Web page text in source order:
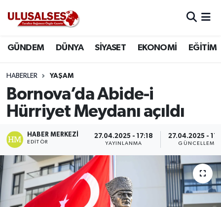
GÜNDEM DÜNYA SİYASET EKONOMİ EĞİTİM
HABERLER YAŞAM
Bornova’da Abide-i
Hürriyet Meydanı açıldı
HABER MERKEZI
EDITÖR
27.04.2025 - 17:18
YAYINLANMA
27.04.2025 -
GÜNCELLEME
DÜNYA
EKONOMİ
EĞİTİM
SAĞLIK
MAGAZİN
Trafik Durumu
Süper Lig Puan Durumu ve Fikstür
Tüm Manşetler
Son Dakika Haberleri
Haber Arşivi